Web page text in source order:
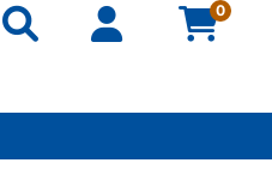
0